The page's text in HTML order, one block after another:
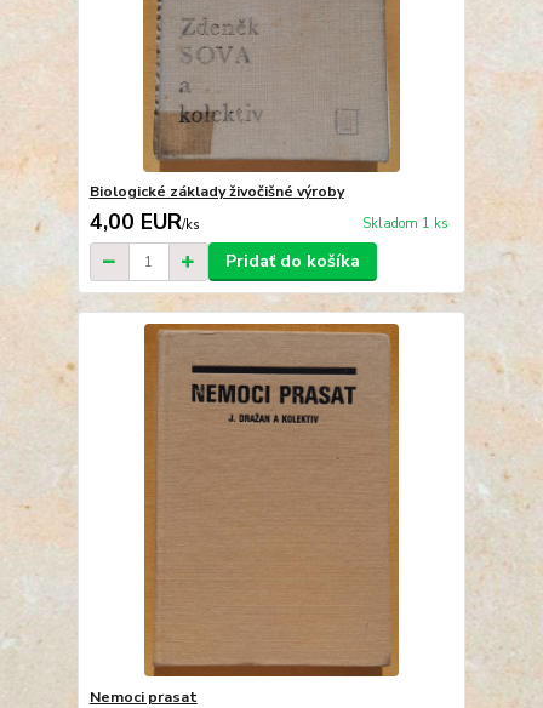
Biologické základy živočišné výroby
4,00 EUR/ks Skladom 1 ks
Pridať do košíka
Nemoci prasat